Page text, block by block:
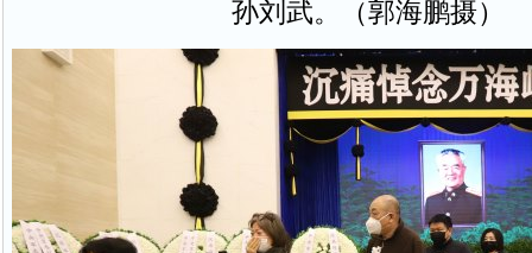
孙刘武。（郭海鹏摄）